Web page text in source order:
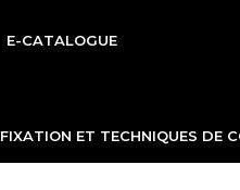
E-CATALOGUE
FIXATION ET TECHNIQUES DE